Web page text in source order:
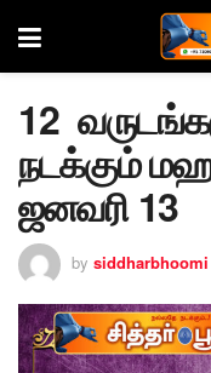
12
நடக்கும்
ஜனவரி 13
by siddharbhoomi